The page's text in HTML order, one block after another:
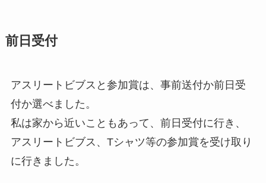
前日受付
アスリートビブスと参加賞は、事前送付か前日受
付か選べました。
私は家から近いこともあって、前日受付に行き、
アスリートビブス、Tシャツ等の参加賞を受け取り
に行きました。